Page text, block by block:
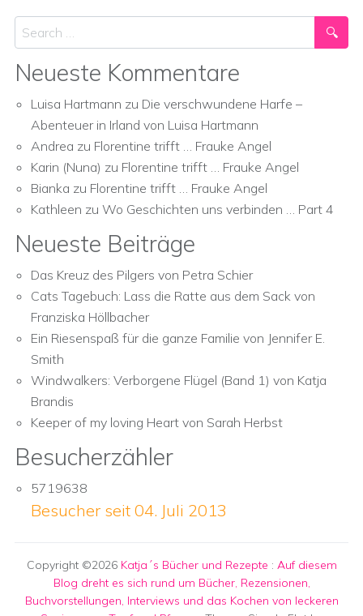
Search
Neueste Kommentare
Luisa Hartmann zu Die verschwundene Harfe –
Abenteuer in Irland von Luisa Hartmann
Andrea zu Florentine trifft … Frauke Angel
Karin (Nuna) zu Florentine trifft … Frauke Angel
Bianka zu Florentine trifft … Frauke Angel
Kathleen zu Wo Geschichten uns verbinden … Part 4
Neueste Beiträge
Das Kreuz des Pilgers von Petra Schier
Cats Tagebuch: Lass die Ratte aus dem Sack von
Franziska Höllbacher
Ein Riesenspaß für die ganze Familie von Jennifer E.
Smith
Windwalkers: Verborgene Flügel (Band 1) von Katja
Brandis
Keeper of my loving Heart von Sarah Herbst
Besucherzähler
5719638
Besucher seit 04. Juli 2013
Copyright ©2026 Katja´s Bücher und Rezepte : Auf diesem
Blog dreht es sich rund um Bücher, Rezensionen,
Buchvorstellungen, Interviews und das Kochen von leckeren